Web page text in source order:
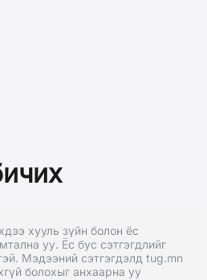
хууль зүйн болон ёс
уу. Ёс бус сэтгэгдлийг
Мэдээний сэтгэгдэлд tug.mn
болохыг анхаарна уу